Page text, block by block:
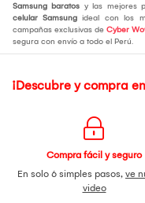
Samsung baratos y las mejores
celular Samsung ideal con los
campañas exclusivas de Cyber
segura con envío a todo el Perú.
¡Descubre y compra
Compra fácil y seguro
En solo 6 simples pasos, ve
video